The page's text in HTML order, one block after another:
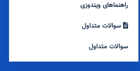
راهنماهای ویندوزی
سوالات متداول
سوالات متداول